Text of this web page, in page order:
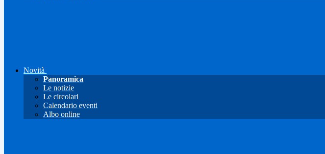
Novità
Panoramica
Le notizie
Le circolari
Calendario eventi
Albo online